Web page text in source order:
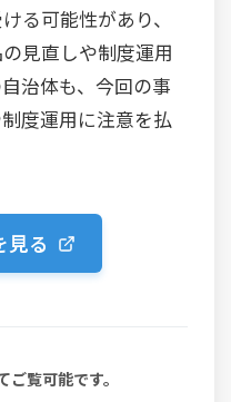
る可能性があり、
見直しや制度運用
治体も、今回の事
度運用に注意を払
見る
覧可能です。